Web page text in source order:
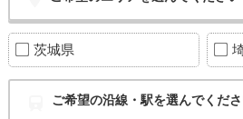
茨城県
ご希望の沿線・駅を選んでくだ